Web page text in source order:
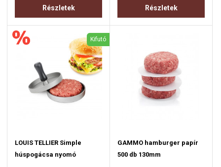
Részletek Részletek
Kifutó
LOUIS TELLIER Simple
húspogácsa nyomó
GAMMO hamburger papír
500 db 130mm